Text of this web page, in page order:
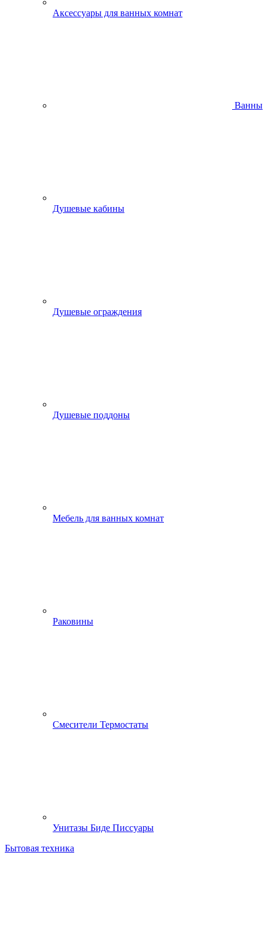
Аксессуары для ванных комнат
Ванны
Душевые кабины
Душевые ограждения
Душевые поддоны
Мебель для ванных комнат
Раковины
Смесители Термостаты
Унитазы Биде Писсуары
Бытовая техника